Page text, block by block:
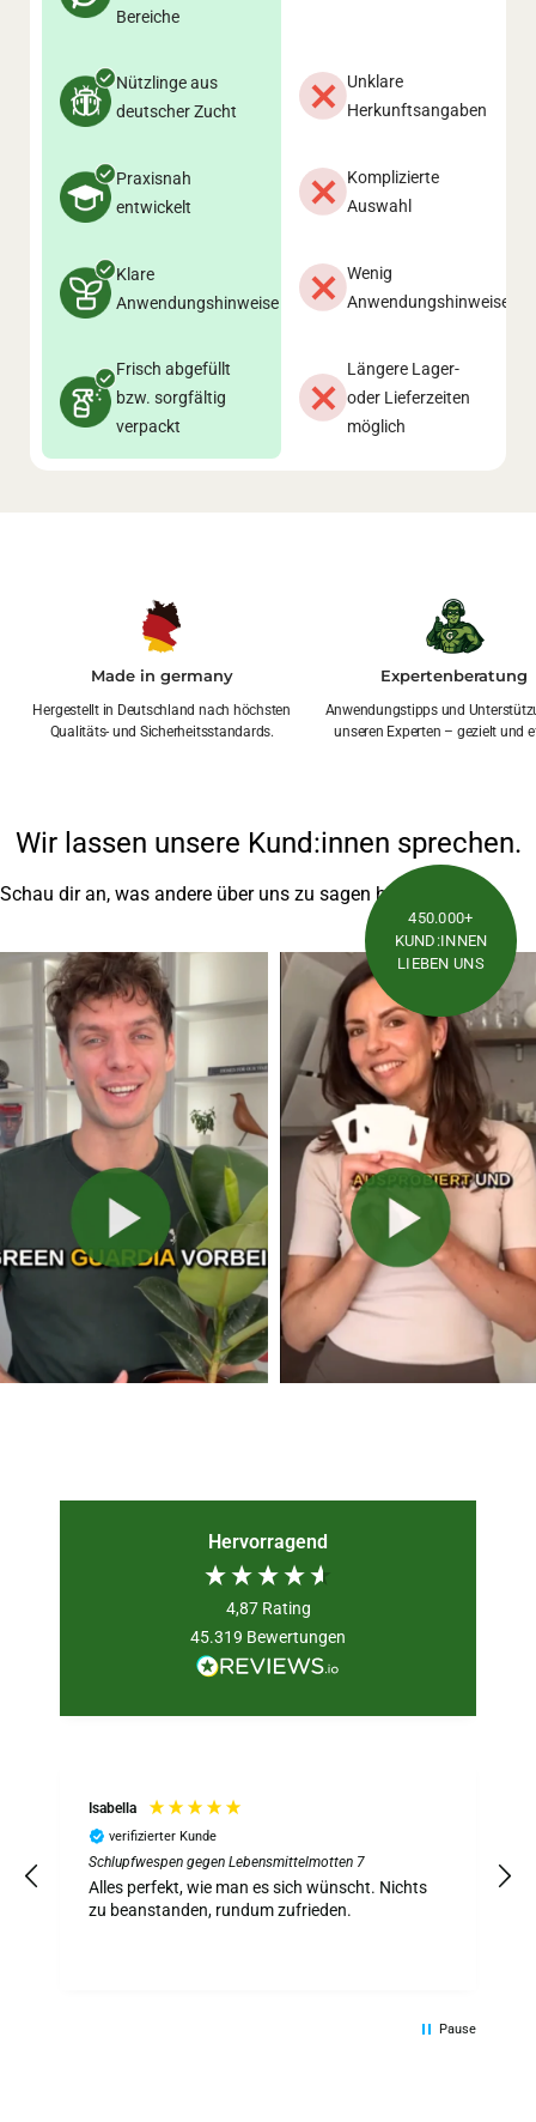
Bereiche
Nützlinge aus
deutscher Zucht
Unklare
Herkunftsangaben
Praxisnah
entwickelt
Komplizierte
Auswahl
Klare
Anwendungshinweise
Wenig
Anwendungshinweise
Frisch abgefüllt
bzw. sorgfältig
verpackt
Längere Lager-
oder Lieferzeiten
möglich
Made in germany
Hergestellt in Deutschland nach höchsten
Qualitäts- und Sicherheitsstandards.
Expertenberatung
Anwendungstipps und
unseren Experten – gezielt und
Wir lassen unsere Kund:innen sprechen.
Schau dir an, was andere über uns zu sagen haben
450.000+
KUND:INNEN
LIEBEN UNS
Hervorragend
4,87 Rating
45.319 Bewertungen
Isabella
verifizierter Kunde
Schlupfwespen gegen Lebensmittelmotten 7
Alles perfekt, wie man es sich wünscht. Nichts
zu beanstanden, rundum zufrieden.
Pause